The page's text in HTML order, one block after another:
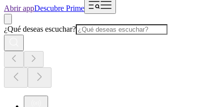
Abrir appDescubre Prime
¿Qué deseas escuchar?